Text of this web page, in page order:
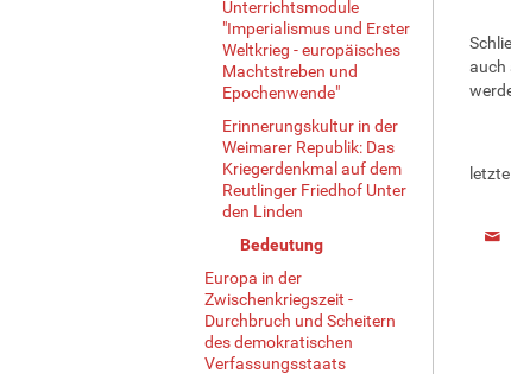
Unterrichtsmodule
"Imperialismus und Erster
Weltkrieg - europäisches
Machtstreben und
Epochenwende"
Erinnerungskultur in der
Weimarer Republik: Das
Kriegerdenkmal auf dem
Reutlinger Friedhof Unter
den Linden
Bedeutung
Europa in der
Zwischenkriegszeit -
Durchbruch und Scheitern
des demokratischen
Verfassungsstaats
auch